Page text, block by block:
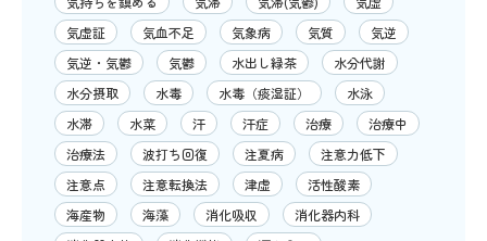
気虚証
気血不足 気象病 気質
気逆
気逆・気鬱
気鬱 水出し緑茶
水分代謝
水分摂取
水毒 水毒（痰湿証）
水泳
水滞
水菜 汗 汗症 治療
治療中
治療法
波打ち回復 注夏病
注意力低下
注意点
注意転換法 津虚
活性酸素
海産物
海藻 消化吸収
消化器内科